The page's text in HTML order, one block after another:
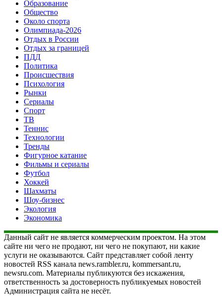
Образование
Общество
Около спорта
Олимпиада-2026
Отдых в России
Отдых за границей
ПДД
Политика
Происшествия
Психология
Рынки
Сериалы
Спорт
ТВ
Теннис
Технологии
Тренды
Фигурное катание
Фильмы и сериалы
Футбол
Хоккей
Шахматы
Шоу-бизнес
Экология
Экономика
Данный сайт не является коммерческим проектом. На этом
сайте ни чего не продают, ни чего не покупают, ни какие
услуги не оказываются. Сайт представляет собой ленту
новостей RSS канала news.rambler.ru, kommersant.ru,
newsru.com. Материалы публикуются без искажения,
ответственность за достоверность публикуемых новостей
Администрация сайта не несёт.